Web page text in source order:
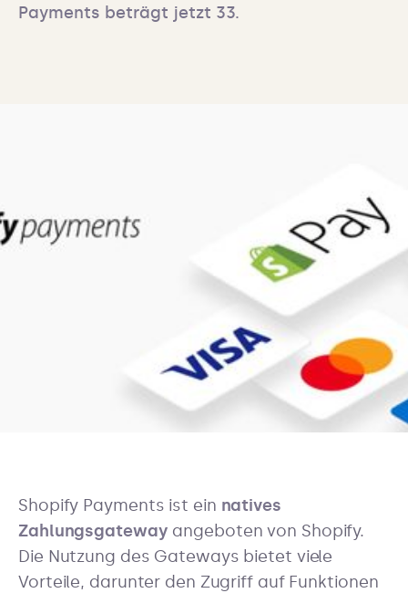
Payments beträgt jetzt 33.
Shopify Payments ist ein natives
Zahlungsgateway angeboten von Shopify.
Die Nutzung des Gateways bietet viele
Vorteile, darunter den Zugriff auf Funktionen